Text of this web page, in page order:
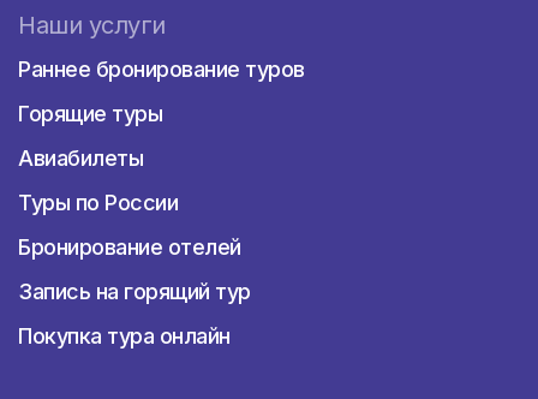
Наши услуги
Раннее бронирование туров
Горящие туры
Авиабилеты
Туры по России
Бронирование отелей
Запись на горящий тур
Покупка тура онлайн